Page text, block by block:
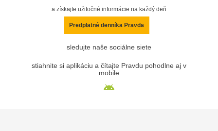
a získajte užitočné informácie na každý deň
Predplatné denníka Pravda
sledujte naše sociálne siete
stiahnite si aplikáciu a čítajte Pravdu pohodlne aj v
mobile